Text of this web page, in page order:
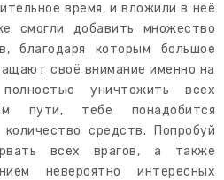
время, и вложили в неё
смогли добавить множество
благодаря которым большое
своё внимание именно на
уничтожить всех
пути, тебе понадобится
средств. Попробуй
всех врагов, а также
невероятно интересных